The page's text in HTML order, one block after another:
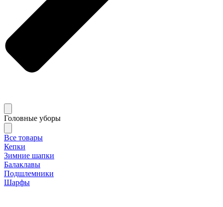
Головные уборы
Все товары
Кепки
Зимние шапки
Балаклавы
Подшлемники
Шарфы